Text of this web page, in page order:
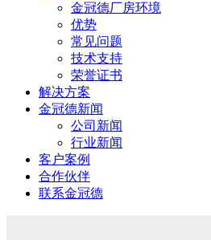
金冠德厂房环境
优势
常见问题
技术支持
荣誉证书
解决方案
金冠德新闻
公司新闻
行业新闻
客户案例
合作伙伴
联系金冠德